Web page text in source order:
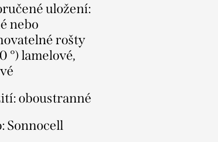
uložení:
nebo
rošty
°) lamelové,
oboustranné
Sonnocell